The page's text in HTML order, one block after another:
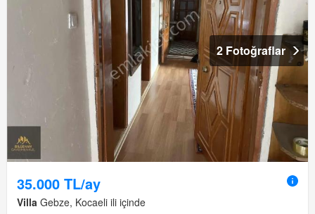
2 Fotoğraflar
35.000 TL/ay
Villa Gebze, Kocaeli ili içinde